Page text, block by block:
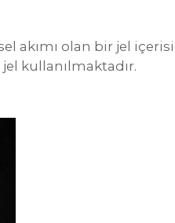
akımı olan bir jel
kullanılmaktadır.